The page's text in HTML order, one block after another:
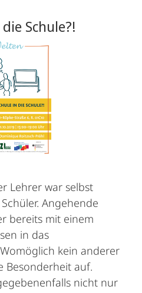
Schule?!
Lehrer war selbst
Angehende
bereits mit einem
in das
kein anderer
Besonderheit auf.
nicht nur